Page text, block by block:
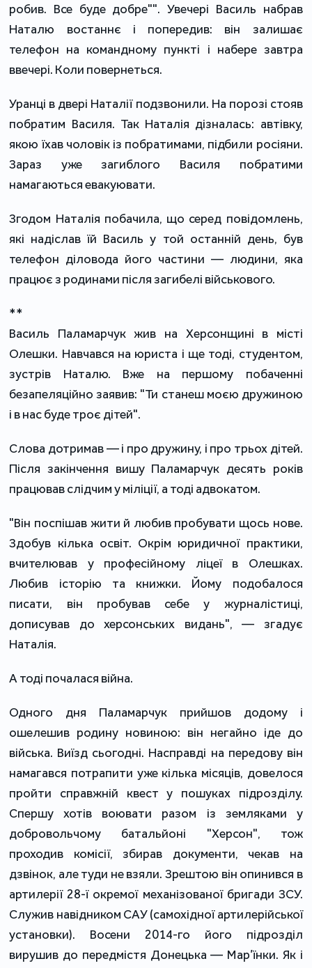
робив. Все буде добре"". Увечері Василь набрав
Наталю востаннє і попередив: він залишає
телефон на командному пункті і набере завтра
ввечері. Коли повернеться.
Уранці в двері Наталії подзвонили. На порозі стояв
побратим Василя. Так Наталія дізналась: автівку,
якою їхав чоловік із побратимами, підбили росіяни.
Зараз уже загиблого Василя побратими
намагаються евакуювати.
Згодом Наталія побачила, що серед повідомлень,
які надіслав їй Василь у той останній день, був
телефон діловода його частини — людини, яка
працює з родинами після загибелі військового.
**
Василь Паламарчук жив на Херсонщині в місті
Олешки. Навчався на юриста і ще тоді, студентом,
зустрів Наталю. Вже на першому побаченні
безапеляційно заявив: "Ти станеш моєю дружиною
і в нас буде троє дітей".
Слова дотримав — і про дружину, і про трьох дітей.
Після закінчення вишу Паламарчук десять років
працював слідчим у міліції, а тоді адвокатом.
"Він поспішав жити й любив пробувати щось нове.
Здобув кілька освіт. Окрім юридичної практики,
вчителював у професійному ліцеї в Олешках.
Любив історію та книжки. Йому подобалося
писати, він пробував себе у журналістиці,
дописував до херсонських видань", — згадує
Наталія.
А тоді почалася війна.
Одного дня Паламарчук прийшов додому і
ошелешив родину новиною: він негайно іде до
війська. Виїзд сьогодні. Насправді на передову він
намагався потрапити уже кілька місяців, довелося
пройти справжній квест у пошуках підрозділу.
Спершу хотів воювати разом із земляками у
добровольчому батальйоні "Херсон", тож
проходив комісії, збирав документи, чекав на
дзвінок, але туди не взяли. Зрештою він опинився в
артилерії 28-ї окремої механізованої бригади ЗСУ.
Служив навідником САУ (самохідної артилерійської
установки). Восени 2014-го його підрозділ
вирушив до передмістя Донецька — Мар’їнки. Як і